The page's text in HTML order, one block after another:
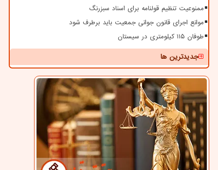
ممنوعیت تنظیم قولنامه برای اسناد سبزرنگ
موانع اجرای قانون جوانی جمعیت باید برطرف شود
طوفان ۱۱۵ کیلومتری در سیستان
جدیدترین ها